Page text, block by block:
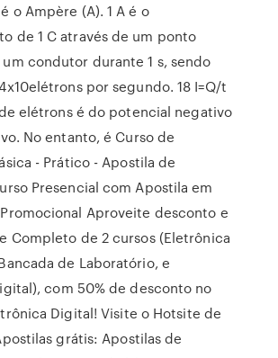
o Ampère (A). 1 A é o
de 1 C através de um ponto
condutor durante 1 s, sendo
por segundo. 18 I=Q/t
elétrons é do potencial negativo
No entanto, é Curso de
- Prático - Apostila de
Presencial com Apostila em
Promocional Aproveite desconto e
Completo de 2 cursos (Eletrônica
de Laboratório, e
com 50% de desconto no
Digital! Visite o Hotsite de
grátis: Apostilas de